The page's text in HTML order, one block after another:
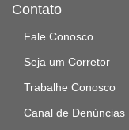
Contato
Fale Conosco
Seja um Corretor
Trabalhe Conosco
Canal de Denúncias